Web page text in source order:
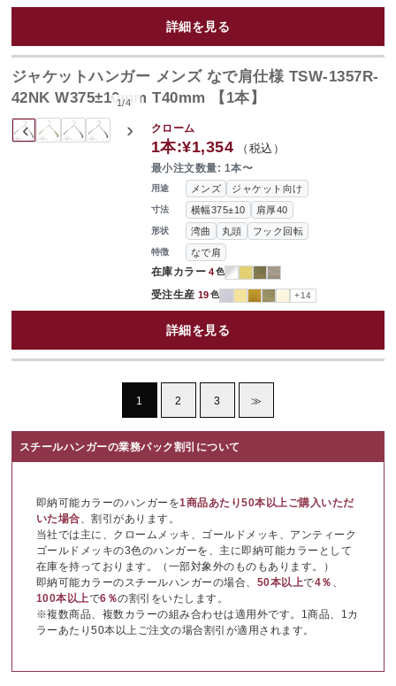
詳細を見る
‹ ›
1/4
ジャケットハンガー メンズ なで肩仕様 TSW-1357R-
42NK W375±10mm T40mm 【1本】
用途 メンズ ジャケット向け
寸法 横幅375±10 肩厚40
形状 湾曲 丸頭 フック回転
特徴 なで肩
在庫カラー 4色
受注生産 19色 +14
クローム
1本:¥1,354 （税込）
最小注文数量: 1本〜
詳細を見る
1 2 3 ≫
スチールハンガーの業務パック割引について
即納可能カラーのハンガーを1商品あたり50本以上ご購入いただ
いた場合、割引があります。
当社では主に、クロームメッキ、ゴールドメッキ、アンティーク
ゴールドメッキの3色のハンガーを、主に即納可能カラーとして
在庫を持っております。（一部対象外のものもあります。）
即納可能カラーのスチールハンガーの場合、 50本以上で4％ 、
100本以上で6％の割引をいたします。
※複数商品、複数カラーの組み合わせは適用外です。1商品、1カ
ラーあたり50本以上ご注文の場合割引が適用されます。